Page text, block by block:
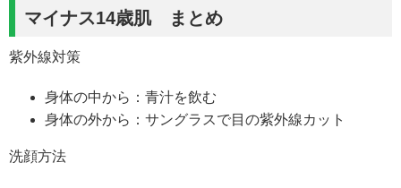
マイナス14歳肌 まとめ
紫外線対策
身体の中から：青汁を飲む
身体の外から：サングラスで目の紫外線カット
洗顔方法